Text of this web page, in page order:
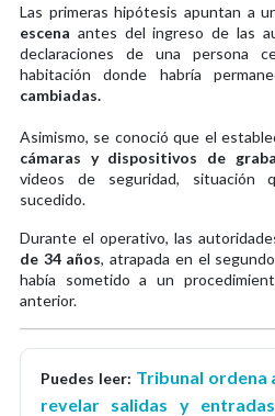
Las primeras hipótesis apuntan a
escena antes del ingreso de las
declaraciones de una persona
habitación donde habría
cambiadas.
Asimismo, se conoció que el
cámaras y dispositivos de
videos de seguridad, situación
sucedido.
Durante el operativo, las
de 34 años, atrapada en el
había sometido a un
anterior.
Puedes leer: Tribunal ordena
revelar salidas y